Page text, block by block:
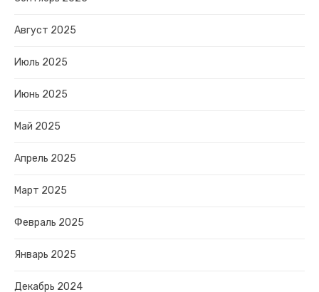
Август 2025
Июль 2025
Июнь 2025
Май 2025
Апрель 2025
Март 2025
Февраль 2025
Январь 2025
Декабрь 2024